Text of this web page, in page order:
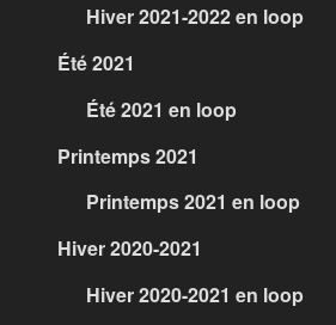
Hiver 2021-2022 en loop
Été 2021
Été 2021 en loop
Printemps 2021
Printemps 2021 en loop
Hiver 2020-2021
Hiver 2020-2021 en loop